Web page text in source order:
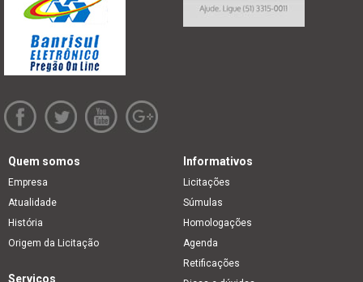
Quem somos
Empresa
Atualidade
História
Origem da Licitação
Informativos
Licitações
Súmulas
Homologações
Agenda
Retificações
Serviços